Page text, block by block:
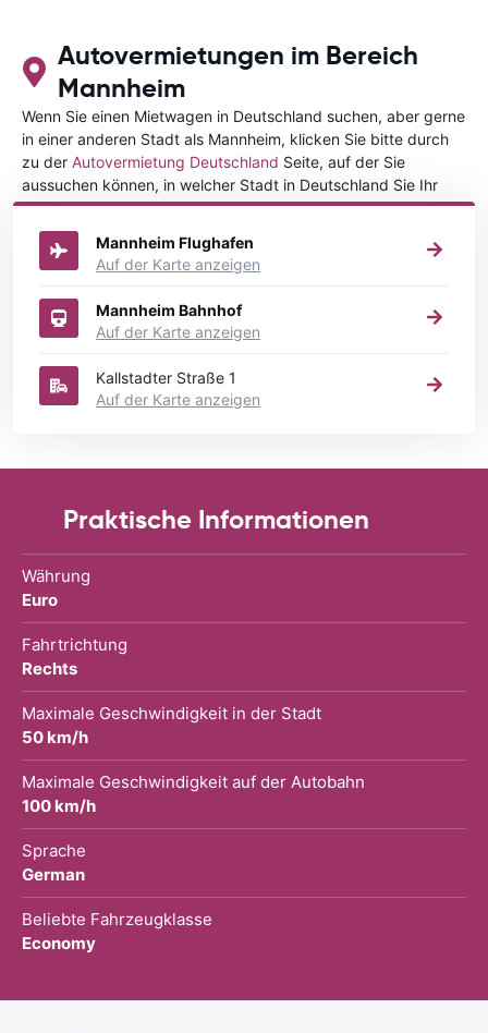
Autovermietungen im Bereich
Mannheim
Wenn Sie einen Mietwagen in Deutschland suchen, aber gerne
in einer anderen Stadt als Mannheim, klicken Sie bitte durch
zu der Autovermietung Deutschland Seite, auf der Sie
aussuchen können, in welcher Stadt in Deutschland Sie Ihr
Fahrzeug mieten wollen.
Mannheim Flughafen
Auf der Karte anzeigen
Mannheim Bahnhof
Auf der Karte anzeigen
Kallstadter Straße 1
Auf der Karte anzeigen
Praktische Informationen
Währung
Euro
Fahrtrichtung
Rechts
Maximale Geschwindigkeit in der Stadt
50 km/h
Maximale Geschwindigkeit auf der Autobahn
100 km/h
Sprache
German
Beliebte Fahrzeugklasse
Economy